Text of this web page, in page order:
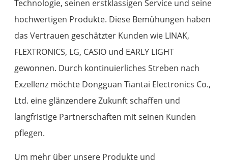
Technologie, seinen erstklassigen Service und seine
hochwertigen Produkte. Diese Bemühungen haben
das Vertrauen geschätzter Kunden wie LINAK,
FLEXTRONICS, LG, CASIO und EARLY LIGHT
gewonnen. Durch kontinuierliches Streben nach
Exzellenz möchte Dongguan Tiantai Electronics Co.,
Ltd. eine glänzendere Zukunft schaffen und
langfristige Partnerschaften mit seinen Kunden
pflegen.
Um mehr über unsere Produkte und